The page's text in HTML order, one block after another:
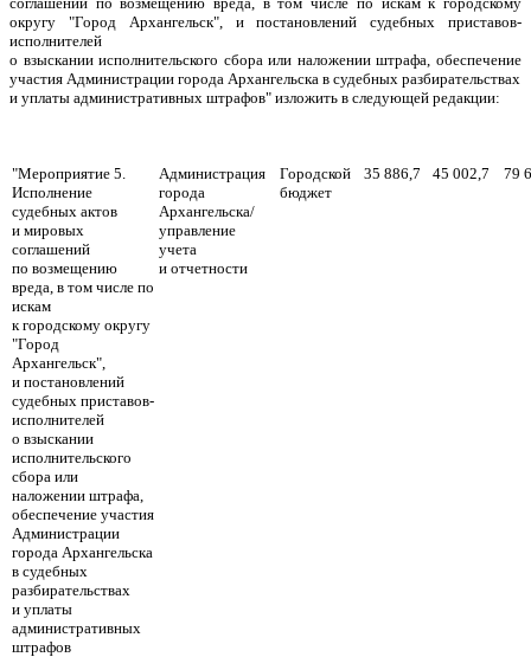
округу "Город Архангельск", и постановлений судебных приставов-
исполнителей
о взыскании исполнительского сбора или наложении штрафа, обеспечение
участия Администрации города Архангельска в судебных разбирательствах
и уплаты административных штрафов" изложить в следующей редакции:
"Мероприятие 5.
Исполнение
судебных актов
и мировых
соглашений
по возмещению
вреда, в том числе по
искам
к городскому округу
"Город
Архангельск",
и постановлений
судебных приставов-
исполнителей
о взыскании
исполнительского
сбора или
наложении штрафа,
обеспечение участия
Администрации
города Архангельска
в судебных
разбирательствах
и уплаты
административных
штрафов
Администрация
города
Архангельска/
управление
учета
и отчетности
Городской
бюджет
35 886,7 45 002,7 79